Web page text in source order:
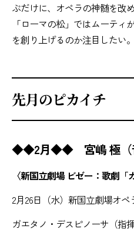
ぶだけに、オペラの神髄を改
「ローマの松」ではムーティ
を創り上げるのか注目したい。
先月のピカイチ
◆◆2月◆◆ 宮嶋 極（音
〈新国立劇場 ビゼー：歌劇「
2月26日（水）新国立劇場オペ
ガエタノ・デスピノーサ（指